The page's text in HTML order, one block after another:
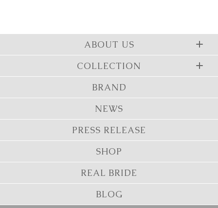
ABOUT US
COLLECTION
BRAND
NEWS
PRESS RELEASE
SHOP
REAL BRIDE
BLOG